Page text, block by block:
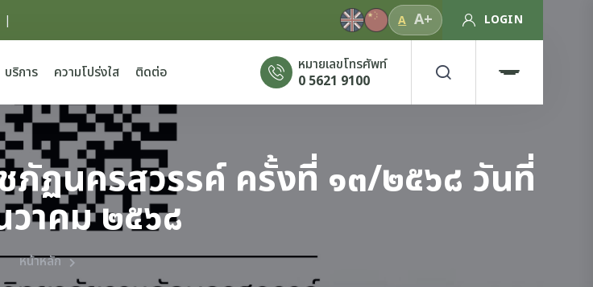
| A A+ LOGIN
บริการ ความโปร่งใส ติดต่อ
หมายเลขโทรศัพท์
0 5621 9100
ภัฏนครสวรรค์ ครั้งที่ ๑๓/๒๕๖๘ วันที่
าคม ๒๕๖๘
หน้าหลัก